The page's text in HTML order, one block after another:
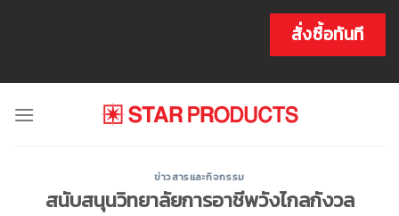
สั่งซื้อทันที
ข่าวสารและกิจกรรม
สนับสนุนวิทยาลัยการอาชีพวังไกลกังวล